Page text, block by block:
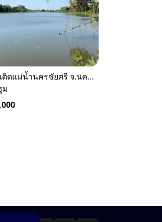
ขายที่ดินติดแม่น้ำนครชัยศรี จ.นครปฐม ทำเลดี ที่ดินถมแล้ว
ม